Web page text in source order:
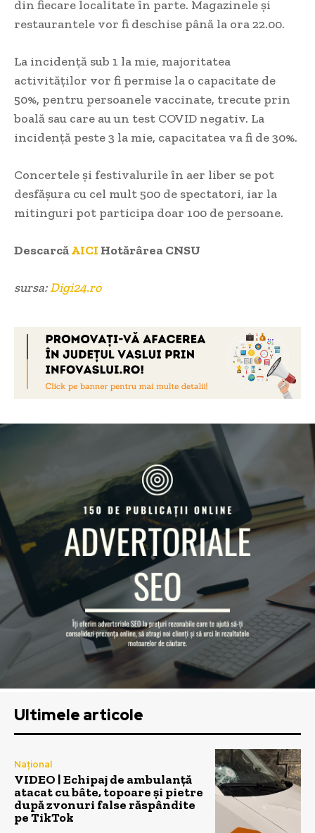
din fiecare localitate în parte. Magazinele și
restaurantele vor fi deschise până la ora 22.00.
La incidență sub 1 la mie, majoritatea
activităților vor fi permise la o capacitate de
50%, pentru persoanele vaccinate, trecute prin
boală sau care au un test COVID negativ. La
incidență peste 3 la mie, capacitatea va fi de 30%.
Concertele și festivalurile în aer liber se pot
desfășura cu cel mult 500 de spectatori, iar la
mitinguri pot participa doar 100 de persoane.
DescarcăAICI Hotărârea CNSU
sursa:Digi24.ro
Ultimele articole
Național
VIDEO | Echipaj de ambulanță
atacat cu bâte, topoare și pietre
după zvonuri false răspândite
pe TikTok